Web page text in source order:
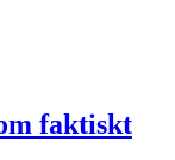
faktiskt